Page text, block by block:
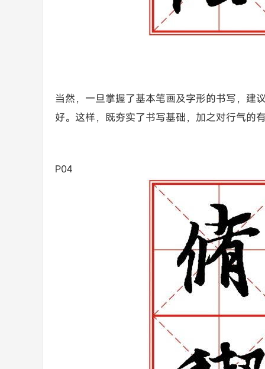
当然，一旦掌握了基本笔画及字形的书写，建
好。这样，既夯实了书写基础，加之对行气的
P04